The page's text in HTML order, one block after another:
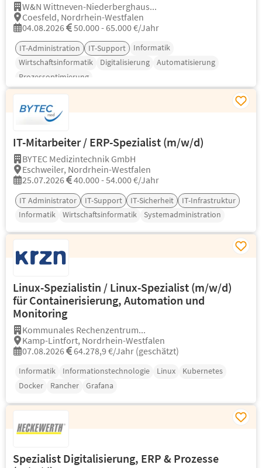
W&N Wittneven-Niederberghaus...
Coesfeld, Nordrhein-Westfalen
04.08.2026
50.000 - 65.000 €/Jahr
IT-Administration IT-Support
Informatik
Wirtschaftsinformatik
Digitalisierung
Automatisierung
Prozessoptimierung
IT-Mitarbeiter / ERP-Spezialist (m/w/d)
BYTEC Medizintechnik GmbH
Eschweiler, Nordrhein-Westfalen
25.07.2026
40.000 - 54.000 €/Jahr
IT Administrator IT-Support IT-Sicherheit
IT-Infrastruktur
Informatik
Wirtschaftsinformatik Systemadministration
Linux-Spezialistin / Linux-Spezialist (m/w/d)
für Containerisierung, Automation und
Monitoring
Kommunales Rechenzentrum...
Kamp-Lintfort, Nordrhein-Westfalen
07.08.2026
64.278,9 €/Jahr (geschätzt)
Informatik Informationstechnologie Linux
Kubernetes
Docker
Rancher Grafana
Spezialist Digitalisierung, ERP & Prozesse